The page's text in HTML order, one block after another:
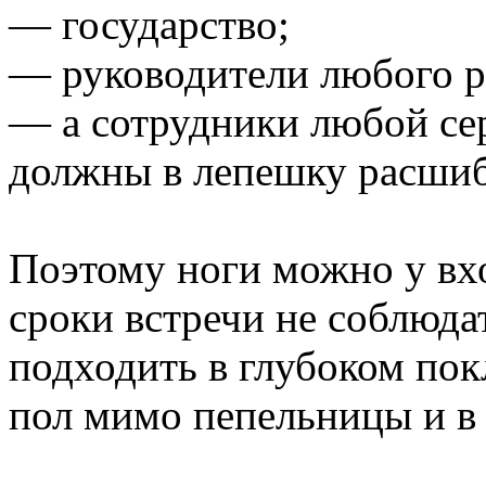
— государство;
— руководители любого
— а сотрудники любой
должны в лепешку
Поэтому ноги можно у
сроки встречи не
подходить в глубоком
пол мимо пепельницы и в